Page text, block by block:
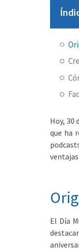
Hoy, 30
que ha
El Día